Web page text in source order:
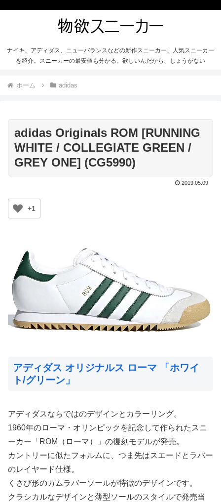
ナイキ、アディダス、ニューバランスなどの新作スニーカー、人気スニーカー
を紹介。スニーカーの最安値も分かる。欲しいんだから、しょうがない
ホーム adidas
adidas Originals ROM [RUNNING
WHITE / COLLEGIATE GREEN /
GREY ONE] (CG5990)
2019.05.09
+1
アディダス オリジナルス ローマ 「ホワイ
ト/グリーン」
アディダスならではのデザインとカラーリング。
1960年のローマ・オリンピックを記念して作られたスニ
ーカー「ROM（ローマ）」の復刻モデルが発売。
カントリーに似たフォルムに、つま先はスエードとラバー
のレイヤード仕様。
くさび形のガムラバーソールが特徴のデザインです。
クラシカルなデザインと薄型ソールのスタイルで発売当